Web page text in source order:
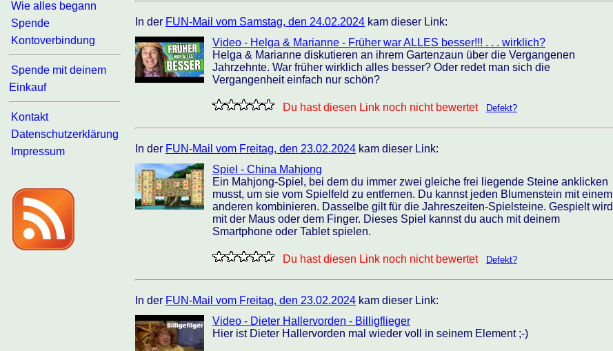
Wie alles begann
Spende
Kontoverbindung
Spende mit deinem
Einkauf
Kontakt
Datenschutzerklärung
Impressum
In der FUN-Mail vom Samstag, den 24.02.2024 kam dieser Link:
Video - Helga & Marianne - Früher war ALLES besser!!! . . . wirklich?
Helga & Marianne diskutieren an ihrem Gartenzaun über die Vergangenen
Jahrzehnte. War früher wirklich alles besser? Oder redet man sich die
Vergangenheit einfach nur schön?
Du hast diesen Link noch nicht bewertet Defekt?
In der FUN-Mail vom Freitag, den 23.02.2024 kam dieser Link:
Spiel - China Mahjong
Ein Mahjong-Spiel, bei dem du immer zwei gleiche frei liegende Steine anklicken
musst, um sie vom Spielfeld zu entfernen. Du kannst jeden Blumenstein mit einem
anderen kombinieren. Dasselbe gilt für die Jahreszeiten-Spielsteine. Gespielt wird
mit der Maus oder dem Finger. Dieses Spiel kannst du auch mit deinem
Smartphone oder Tablet spielen.
Du hast diesen Link noch nicht bewertet Defekt?
In der FUN-Mail vom Freitag, den 23.02.2024 kam dieser Link:
Video - Dieter Hallervorden - Billigflieger
Hier ist Dieter Hallervorden mal wieder voll in seinem Element ;-)